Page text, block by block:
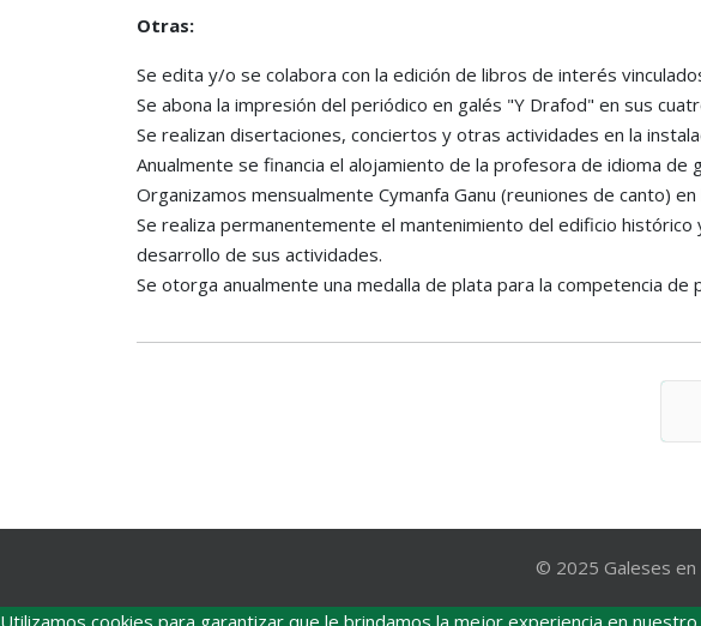
Otras:
Se edita y/o se colabora con la edición de libros de interés
Se abona la impresión del periódico en galés "Y Drafod" en sus
Se realizan disertaciones, conciertos y otras actividades en la
Anualmente se financia el alojamiento de la profesora de idioma de
Organizamos mensualmente Cymanfa Ganu (reuniones de canto)
Se realiza permanentemente el mantenimiento del edificio
desarrollo de sus actividades.
Se otorga anualmente una medalla de plata para la competencia de
© 2025 Galeses en
Utilizamos cookies para garantizar que le brindamos la mejor experiencia en nuestro